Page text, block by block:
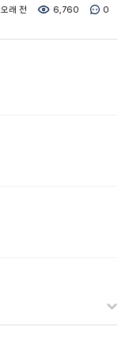
오래 전 6,760 0